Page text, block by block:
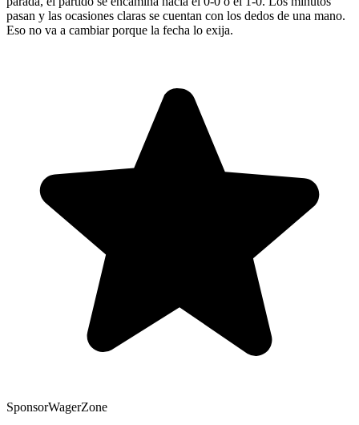
pasan y las ocasiones claras se cuentan con los dedos de una mano.
Eso no va a cambiar porque la fecha lo exija.
SponsorWagerZone